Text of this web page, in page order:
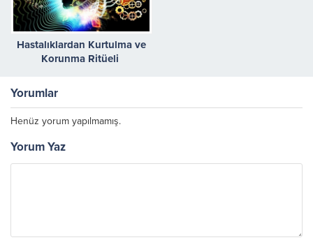
Hastalıklardan Kurtulma ve
Korunma Ritüeli
Yorumlar
Henüz yorum yapılmamış.
Yorum Yaz